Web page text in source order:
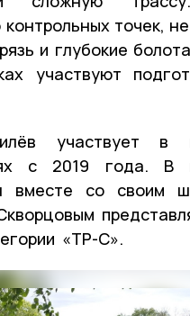
точек,
и глубокие
участвуют
участвует в
с 2019 года. В
вместе со своим
«ТР-С».